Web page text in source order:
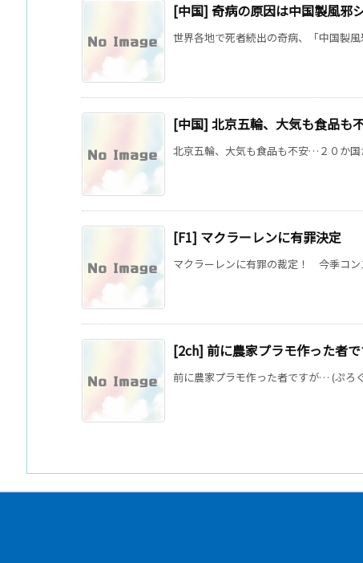
[中国] 奇病の原因は中国製風邪
世界各地で死者続出の奇病、「中国製
[中国] 北京五輪、大気も食品も
北京五輪、大気も食品も不安…２０か国
[F1] マクラーレンに有罪決定
マクラーレンに有罪の裁定！ 今季コン
[2ch] 前に農家プラモ作った者
前に農家プラモ作った者ですが… (ぷ